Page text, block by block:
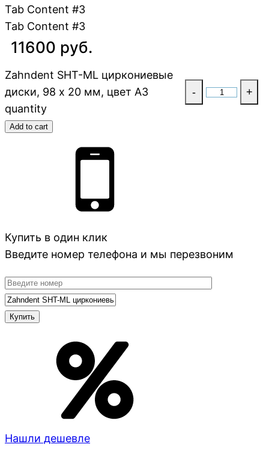
Tab Content #3
Tab Content #3
11600 руб.
Zahndent SHT-ML циркониевые
диски, 98 х 20 мм, цвет A3
quantity
- +
Add to cart
Купить в один клик
Введите номер телефона и мы перезвоним
Нашли дешевле